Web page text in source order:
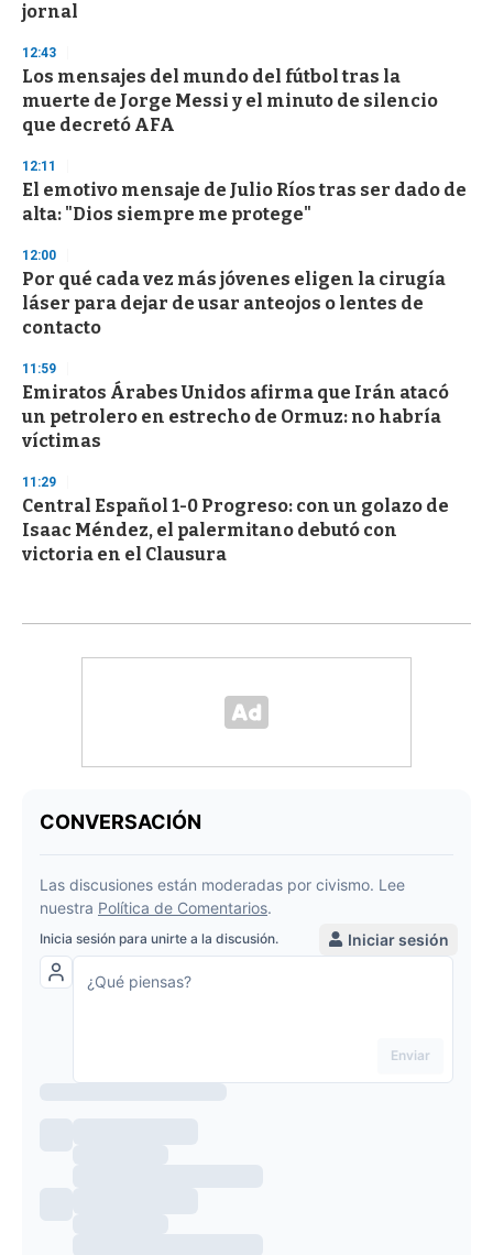
jornal
12:43
Los mensajes del mundo del fútbol tras la
muerte de Jorge Messi y el minuto de silencio
que decretó AFA
12:11
El emotivo mensaje de Julio Ríos tras ser dado de
alta: "Dios siempre me protege"
12:00
Por qué cada vez más jóvenes eligen la cirugía
láser para dejar de usar anteojos o lentes de
contacto
11:59
Emiratos Árabes Unidos afirma que Irán atacó
un petrolero en estrecho de Ormuz: no habría
víctimas
11:29
Central Español 1-0 Progreso: con un golazo de
Isaac Méndez, el palermitano debutó con
victoria en el Clausura